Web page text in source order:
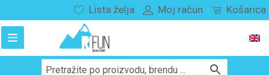
Lista želja Moj račun Košarica